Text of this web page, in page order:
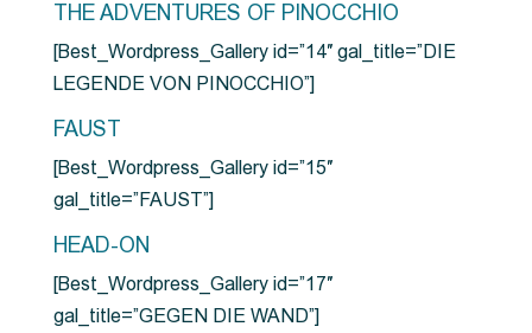
THE ADVENTURES OF PINOCCHIO
[Best_Wordpress_Gallery id=”14″ gal_title=”DIE
LEGENDE VON PINOCCHIO”]
FAUST
[Best_Wordpress_Gallery id=”15″
gal_title=”FAUST”]
HEAD-ON
[Best_Wordpress_Gallery id=”17″
gal_title=”GEGEN DIE WAND”]